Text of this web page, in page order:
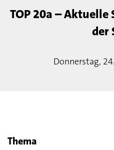
TOP 20a –
der
Donnerstag,
Thema